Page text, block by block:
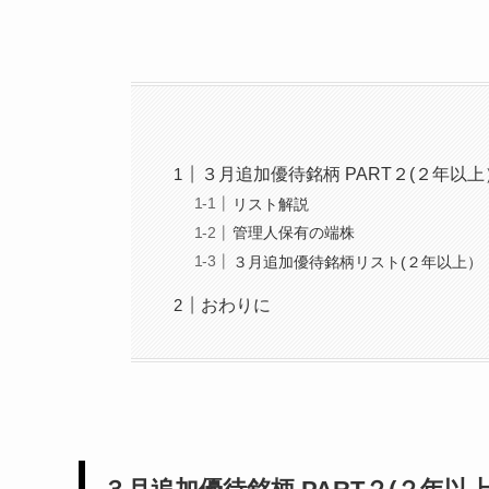
３月追加優待銘柄 PART２(２年以上
リスト解説
管理人保有の端株
３月追加優待銘柄リスト(２年以上）
おわりに